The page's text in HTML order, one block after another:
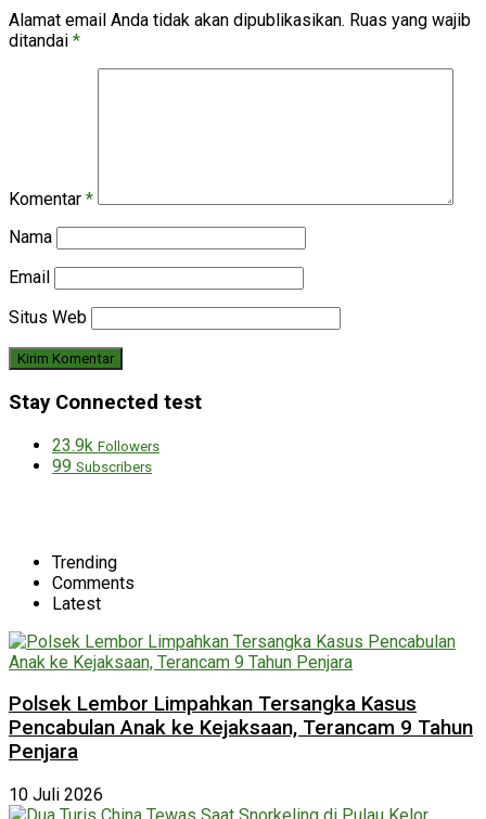
Alamat email Anda tidak akan dipublikasikan. Ruas yang wajib
ditandai *
Komentar *
Nama
Email
Situs Web
Stay Connected test
23.9k Followers
99 Subscribers
Trending
Comments
Latest
Polsek Lembor Limpahkan Tersangka Kasus
Pencabulan Anak ke Kejaksaan, Terancam 9 Tahun
Penjara
10 Juli 2026